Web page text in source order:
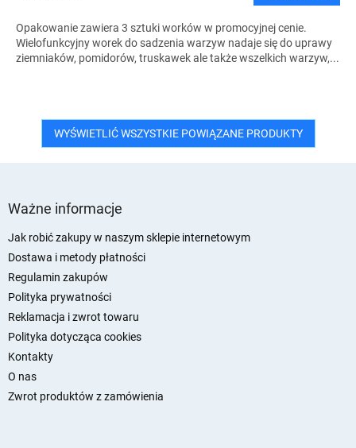
Opakowanie zawiera 3 sztuki worków w promocyjnej cenie.
Wielofunkcyjny worek do sadzenia warzyw nadaje się do uprawy
ziemniaków, pomidorów, truskawek ale także wszelkich warzyw,...
WYŚWIETLIĆ WSZYSTKIE POWIĄZANE PRODUKTY
Ważne informacje
Jak robić zakupy w naszym sklepie internetowym
Dostawa i metody płatności
Regulamin zakupów
Polityka prywatności
Reklamacja i zwrot towaru
Polityka dotycząca cookies
Kontakty
O nas
Zwrot produktów z zamówienia